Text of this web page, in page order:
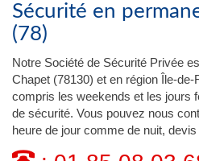
Sécurité en
(78)
Notre Société de Sécurité Privée
Chapet (78130) et en région Île-
compris les weekends et les jours
de sécurité. Vous pouvez nous
heure de jour comme de nuit, devis